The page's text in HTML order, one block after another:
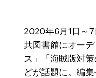
2020年6月1日～
共図書館にオー
ス」「海賊版対
どが話題に。編